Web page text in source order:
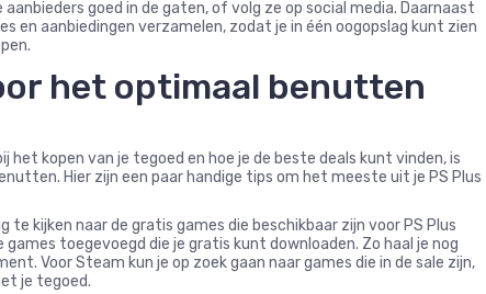
goed in de gaten, of volg ze op social media. Daarnaast
en aanbiedingen verzamelen, zodat je in één oogopslag kunt zien
het optimaal benutten
het kopen van je tegoed en hoe je de beste deals kunt vinden, is
Hier zijn een paar handige tips om het meeste uit je PS Plus
te kijken naar de gratis games die beschikbaar zijn voor PS Plus
games toegevoegd die je gratis kunt downloaden. Zo haal je nog
Voor Steam kun je op zoek gaan naar games die in de sale zijn,
je tegoed.